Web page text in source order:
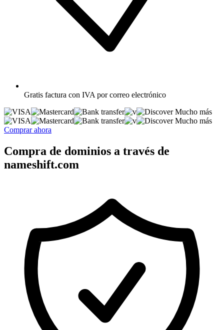
Gratis factura con IVA por correo electrónico
Mucho más
Mucho más
Comprar ahora
Compra de dominios a través de
nameshift.com